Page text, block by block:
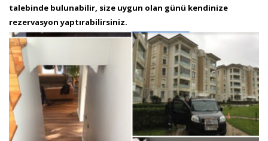
talebinde bulunabilir, size uygun olan günü kendinize
rezervasyon yaptırabilirsiniz.